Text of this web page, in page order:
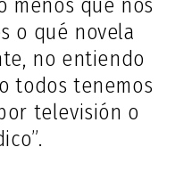
o qué novela
no entiendo
todos tenemos
televisión o